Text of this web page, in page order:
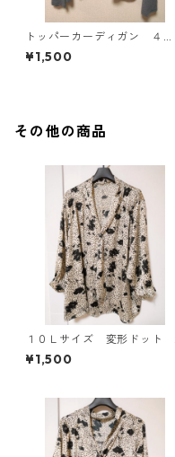
トッパーカーディガン ４
Ｌ グレー KAE-4814
¥1,500
その他の商品
１０Ｌサイズ 変形ドット
花柄 ボウタイブラウス オ
フホワイト KAE-4777
¥1,500